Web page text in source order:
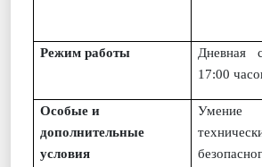
Режим работы
Дневная
17:00
Особые и
дополнительные
условия